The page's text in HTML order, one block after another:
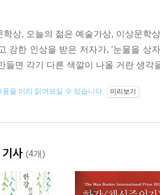
학상, 오늘의 젊은 예술가상, 이상문학
강한 인상을 받은 저자가, '눈물을 상
들면 각기 다른 색깔이 나올 거란 생
용을 미리 읽어보실 수 있습니다. 미리보기
사 (4개)